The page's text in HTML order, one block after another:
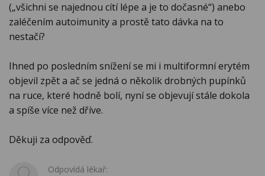
(„všichni se najednou cítí lépe a je to dočasné“) anebo
zaléčením autoimunity a prostě tato dávka na to
nestačí?
Ihned po posledním snížení se mi i multiformní erytém
objevil zpět a ač se jedná o několik drobných pupínků
na ruce, které hodně bolí, nyní se objevují stále dokola
a spíše více než dříve.
Děkuji za odpověď.
Odpovídá lékař: